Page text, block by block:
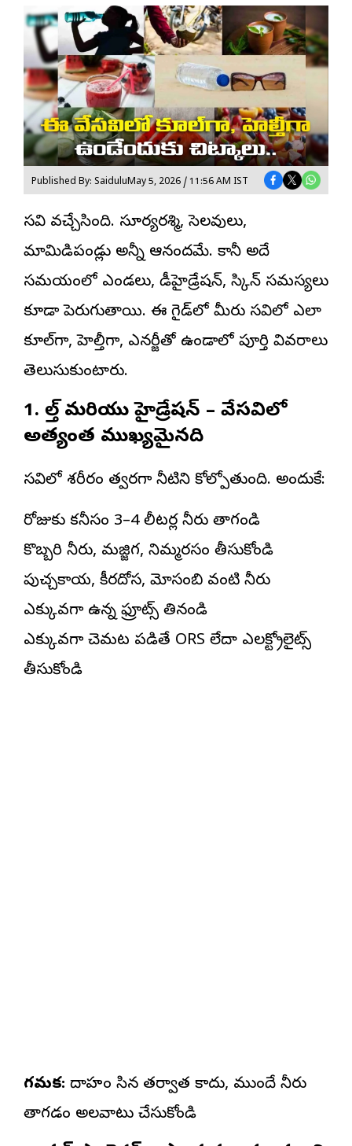
Published By: SaiduluMay 5, 2026 / 11:56 AM IST
వేసవి వచ్చేసింది. సూర్యరశ్మి, సెలవులు,
మామిడిపండ్లు అన్నీ ఆనందమే. కానీ అదే
సమయంలో ఎండలు, డీహైడ్రేషన్, స్కిన్ సమస్యలు
కూడా పెరుగుతాయి. ఈ గైడ్‌లో మీరు వేసవిలో ఎలా
కూల్‌గా, హెల్తీగా, ఎనర్జీతో ఉండాలో పూర్తి వివరాలు
తెలుసుకుంటారు.
1. హెల్త్ మరియు హైడ్రేషన్ – వేసవిలో
అత్యంత ముఖ్యమైనది
వేసవిలో శరీరం త్వరగా నీటిని కోల్పోతుంది. అందుకే:
రోజుకు కనీసం 3–4 లీటర్ల నీరు తాగండి
కొబ్బరి నీరు, మజ్జిగ, నిమ్మరసం తీసుకోండి
పుచ్చకాయ, కీరదోస, మోసంబి వంటి నీరు
ఎక్కువగా ఉన్న ఫ్రూట్స్ తినండి
ఎక్కువగా చెమట పడితే ORS లేదా ఎలక్ట్రోలైట్స్
తీసుకోండి
గమనిక: దాహం వేసిన తర్వాత కాదు, ముందే నీరు
తాగడం అలవాటు చేసుకోండి